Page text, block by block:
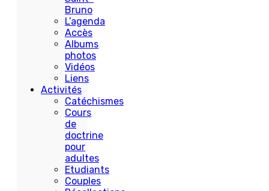
Bruno
L’agenda
Accès
Albums
photos
Vidéos
Liens
Activités
Catéchismes
Cours
de
doctrine
pour
adultes
Etudiants
Couples